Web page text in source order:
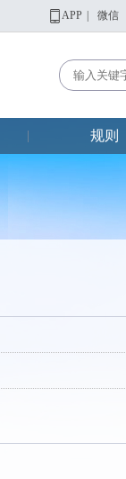
APP 微信
规则